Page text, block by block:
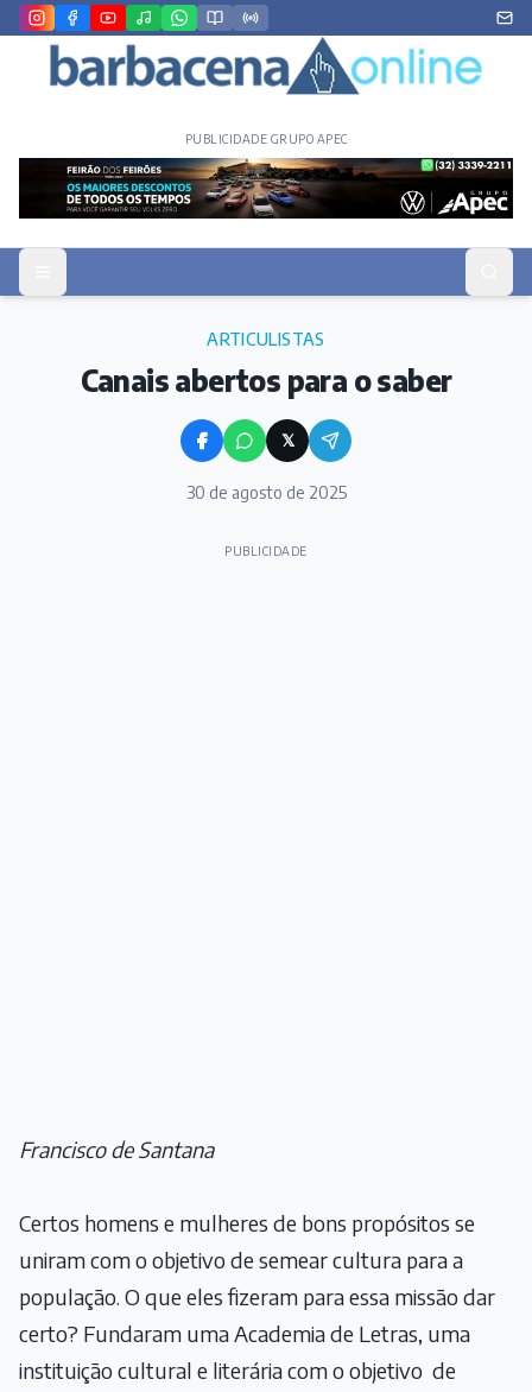
PUBLICIDADE GRUPO APEC
ARTICULISTAS
Canais abertos para o saber
𝕏
30 de agosto de 2025
PUBLICIDADE
Francisco de Santana
Certos homens e mulheres de bons propósitos se
uniram com o objetivo de semear cultura para a
população. O que eles fizeram para essa missão dar
certo? Fundaram uma Academia de Letras, uma
instituição cultural e literária com o objetivo de